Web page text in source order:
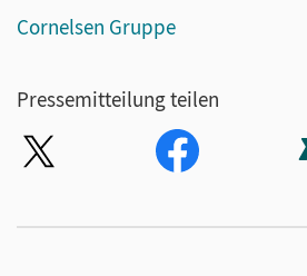
Cornelsen Gruppe
Pressemitteilung teilen